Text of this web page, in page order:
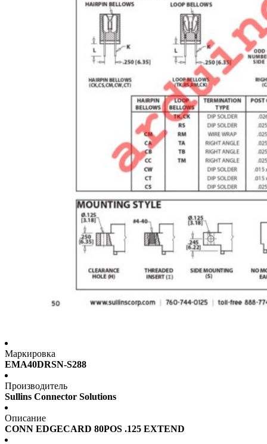
Маркировка
EMA40DRSN-S288
Производитель
Sullins Connector Solutions
Описание
CONN EDGECARD 80POS .125 EXTEND